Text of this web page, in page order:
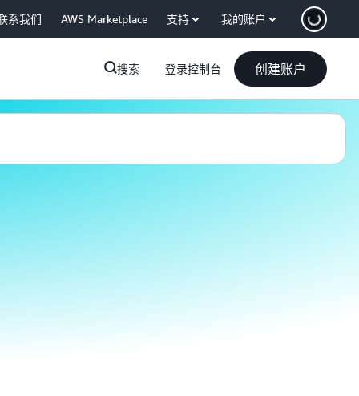
系我们 AWS Marketplace 支持 我的账户
搜索 登录控制台 创建账户